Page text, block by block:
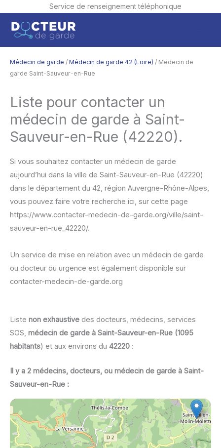
Service de renseignement téléphonique
contenu
Médecin de garde / Médecin de garde 42 (Loire) / Médecin de
garde Saint-Sauveur-en-Rue
Liste pour contacter un
médecin de garde à Saint-
Sauveur-en-Rue (42220).
Si vous souhaitez contacter un médecin de garde
aujourd’hui dans la ville de Saint-Sauveur-en-Rue (42220)
dans le département du 42, région Auvergne-Rhône-Alpes,
vous pouvez faire votre recherche ici, sur cette page
https://www.contacter-medecin-de-garde.org/ville/saint-
sauveur-en-rue_42220/.
Un service de mise en relation avec un médecin de garde
ou docteur ou urgence est également disponible sur
contacter-medecin-de-garde.org
Liste non exhaustive des docteurs, médecins, services
SOS, médecin de garde à Saint-Sauveur-en-Rue (1095
habitants) et aux environs du 42220 :
Il y a 2 médecins, docteurs, ou médecin de garde à Saint-
Sauveur-en-Rue :